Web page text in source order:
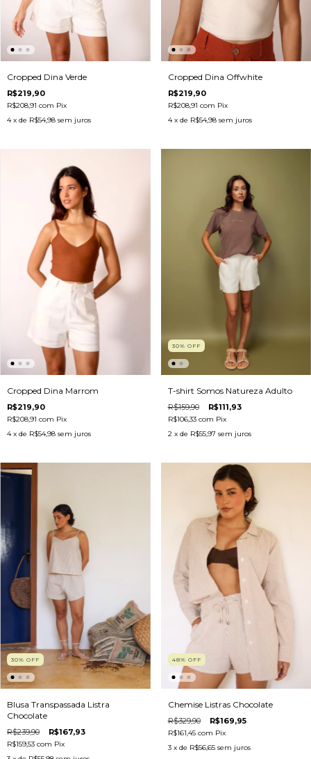
Cropped Dina Verde
R$219,90
R$208,91 com Pix
4 x de R$54,98 sem juros
Cropped Dina Offwhite
R$219,90
R$208,91 com Pix
4 x de R$54,98 sem juros
Cropped Dina Marrom
R$219,90
R$208,91 com Pix
4 x de R$54,98 sem juros
30% OFF
T-shirt Somos Natureza Adulto
R$159,90 R$111,93
R$106,33 com Pix
2 x de R$55,97 sem juros
30% OFF
Blusa Transpassada Listra
Chocolate
R$239,90 R$167,93
R$159,53 com Pix
48% OFF
Chemise Listras Chocolate
R$329,90 R$169,95
R$161,45 com Pix
3 x de R$56,65 sem juros